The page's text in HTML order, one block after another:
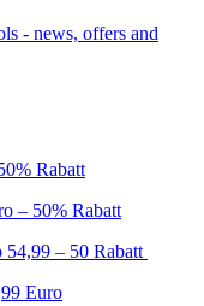
- news, offers and
Rabatt
– 50% Rabatt
– 50 Rabatt
Euro